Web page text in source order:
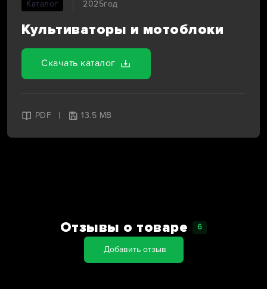
Каталог 2025год
Культиваторы и мотоблоки
Скачать каталог
PDF | 13.5 MB
Отзывы о товаре 6
Добавить отзыв